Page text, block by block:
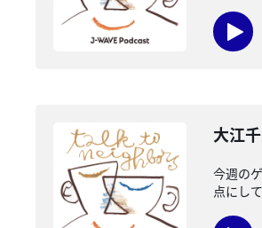
大江
今週の
点にし